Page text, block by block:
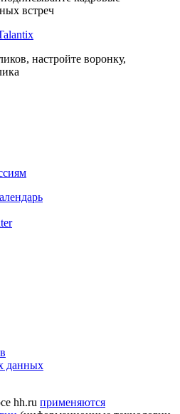
встреч
настройте воронку,
данных
hh.ru применяются